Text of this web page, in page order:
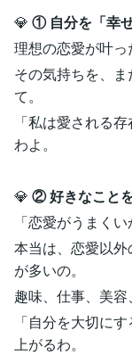
💎 ① 自分を「幸
理想の恋愛が叶
その気持ちを、
て。
「私は愛される
わよ。
💎 ② 好きなこと
「恋愛がうまく
本当は、恋愛以外
が多いの。
趣味、仕事、美
「自分を大切に
上がるわ。